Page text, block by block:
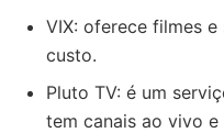
VIX: oferece filmes
custo.
Pluto TV: é um
tem canais ao vivo